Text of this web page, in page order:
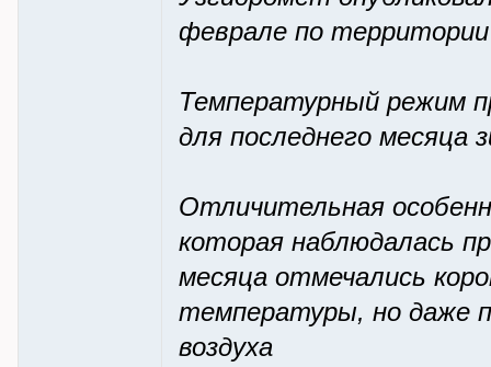
феврале по
Температурный режим
для последнего месяца
Отличительная
которая наблюдалась
месяца отмечались
температуры, но даже
воздуха